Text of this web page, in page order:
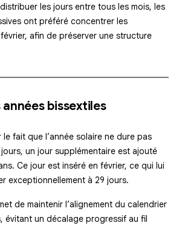
les jours entre tous les mois, les
ont préféré concentrer les
afin de préserver une structure
bissextiles
fait que l’année solaire ne dure pas
un jour supplémentaire est ajouté
Ce jour est inséré en février, ce qui lui
exceptionnellement à 29 jours.
de maintenir l’alignement du calendrier
évitant un décalage progressif au fil